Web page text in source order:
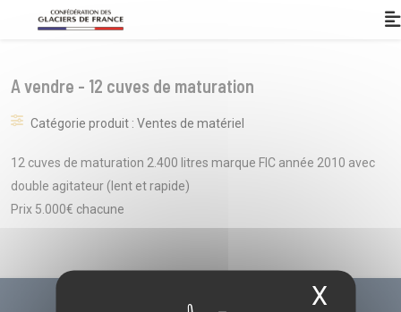
Panneau de gestion des cookies
X
A vendre - 12 cuves de maturation
Catégorie produit : Ventes de matériel
12 cuves de maturation 2.400 litres marque FIC année 2010 avec
double agitateur (lent et rapide)
Prix 5.000€ chacune